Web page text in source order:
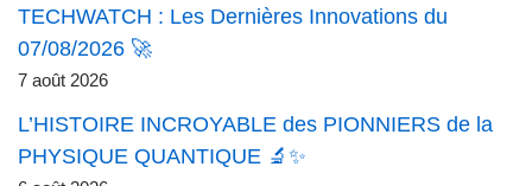
TECHWATCH : Les Dernières Innovations du
07/08/2026 🚀
7 août 2026
L’HISTOIRE INCROYABLE des PIONNIERS de la
PHYSIQUE QUANTIQUE 🔬✨